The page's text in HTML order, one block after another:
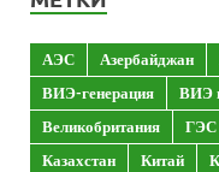
АЭС Азербайджан
ВИЭ-генерация
ВИЭ
Великобритания
ГЭС
Казахстан
Китай